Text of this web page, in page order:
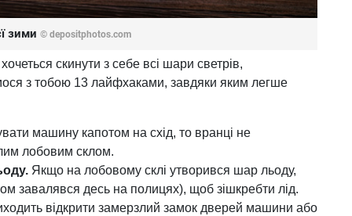
зими © depositphotos.com
скинути з себе всі шари светрів,
з тобою 13 лайфхаками, завдяки яким легше
машину капотом на схід, то вранці не
лобовим склом.
Якщо на лобовому склі утворився шар льоду,
завалявся десь на полицях), щоб зішкребти лід.
відкрити замерзлий замок дверей машини або